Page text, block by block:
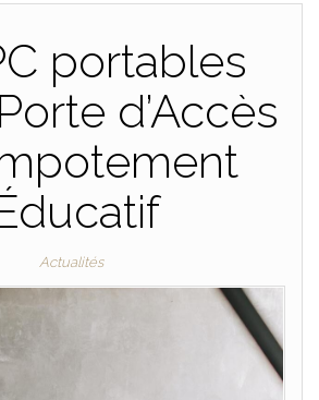
portables
d’Accès
Actualités